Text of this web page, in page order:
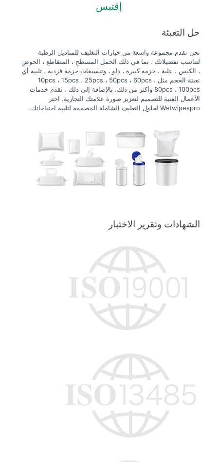
إقتبس
حل التعبئة
نحن نقدم مجموعة واسعة من خيارات التغليف للمناديل الرطبة
لتناسب تفضيلاتك ، بما في ذلك الحمل المسطح ، المتقاطع ، الحوض
، الكيس ، علبة ، حزمة كبيرة ، دلو ، وتنسيقات حزمة فردية ، تلبية أي
تعبئة الحجم مثل 10pcs ، 15pcs ، 25pcs ، 50pcs ، 60pcs ،
80pcs ، 100pcs وأكثر من ذلك. بالإضافة إلى ذلك ، نقدم خدمات
الأعمال الفنية للتصميم لتعزيز صورة علامتك التجارية. اختر
Wetwipespro لحلول التغليف الشاملة المصممة لتلبية احتياجاتك.
الشهادات وتقرير الاختبار